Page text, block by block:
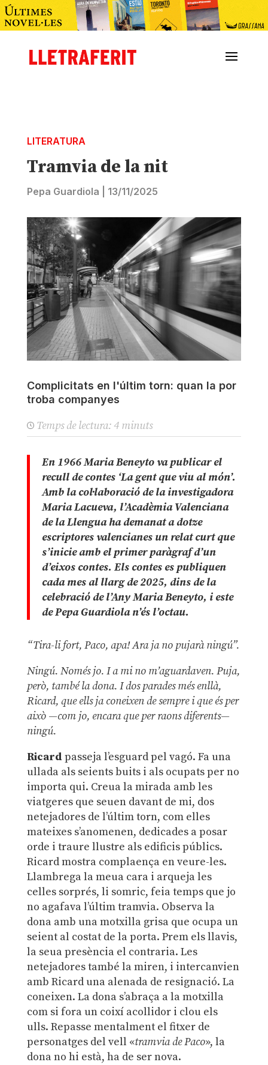
LITERATURA
Tramvia de la nit
Pepa Guardiola 13/11/2025
Complicitats en l'últim torn: quan la por
troba companyes
Temps de lectura: 4 minuts
En 1966 Maria Beneyto va publicar el
recull de contes ‘La gent que viu al món’.
Amb la col·laboració de la investigadora
Maria Lacueva, l’Acadèmia Valenciana
de la Llengua ha demanat a dotze
escriptores valencianes un relat curt que
s’inicie amb el primer paràgraf d’un
d’eixos contes. Els contes es publiquen
cada mes al llarg de 2025, dins de la
celebració de l’Any Maria Beneyto, i este
de Pepa Guardiola n’és l’octau.
“Tira-li fort, Paco, apa! Ara ja no pujarà ningú”.
Ningú. Només jo. I a mi no m’aguardaven. Puja,
però, també la dona. I dos parades més enllà,
Ricard, que ells ja coneixen de sempre i que és per
això —com jo, encara que per raons diferents—
ningú.
Ricard passeja l’esguard pel vagó. Fa una
ullada als seients buits i als ocupats per no
importa qui. Creua la mirada amb les
viatgeres que seuen davant de mi, dos
netejadores de l’últim torn, com elles
mateixes s’anomenen, dedicades a posar
orde i traure llustre als edificis públics.
Ricard mostra complaença en veure-les.
Llambrega la meua cara i arqueja les
celles sorprés, li somric, feia temps que jo
no agafava l’últim tramvia. Observa la
dona amb una motxilla grisa que ocupa un
seient al costat de la porta. Prem els llavis,
la seua presència el contraria. Les
netejadores també la miren, i intercanvien
amb Ricard una alenada de resignació. La
coneixen. La dona s’abraça a la motxilla
com si fora un coixí acollidor i clou els
ulls. Repasse mentalment el fitxer de
personatges del vell «tramvia de Paco», la
dona no hi està, ha de ser nova.